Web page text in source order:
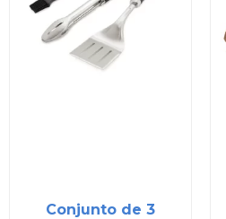
Conjunto de 3